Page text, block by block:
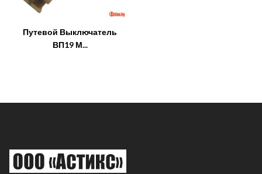
Путевой Выключатель
ВП19 М...